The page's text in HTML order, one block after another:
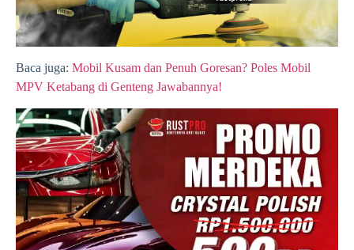
Baca juga: Mobil Kusam dan Penuh Goresan? Poles Mobil
MPV Ketabang di Genteng Jawabannya!